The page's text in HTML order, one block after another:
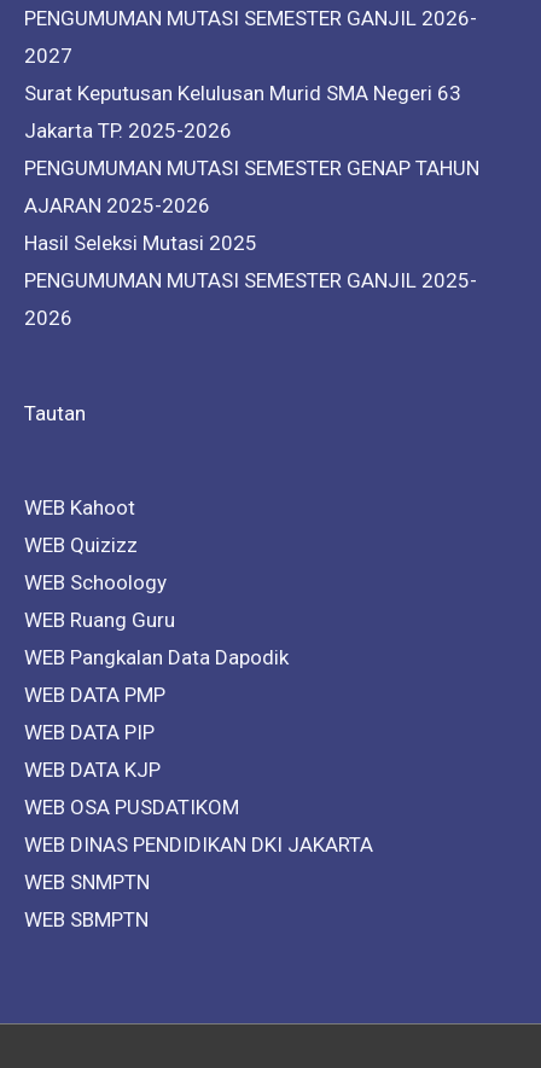
PENGUMUMAN MUTASI SEMESTER GANJIL 2026-
2027
Surat Keputusan Kelulusan Murid SMA Negeri 63
Jakarta TP. 2025-2026
PENGUMUMAN MUTASI SEMESTER GENAP TAHUN
AJARAN 2025-2026
Hasil Seleksi Mutasi 2025
PENGUMUMAN MUTASI SEMESTER GANJIL 2025-
2026
Tautan
WEB Kahoot
WEB Quizizz
WEB Schoology
WEB Ruang Guru
WEB Pangkalan Data Dapodik
WEB DATA PMP
WEB DATA PIP
WEB DATA KJP
WEB OSA PUSDATIKOM
WEB DINAS PENDIDIKAN DKI JAKARTA
WEB SNMPTN
WEB SBMPTN